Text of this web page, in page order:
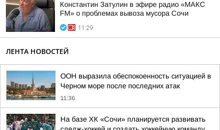
Константин Затулин в эфире радио «МАКС
FM» о проблемах вывоза мусора Сочи
11:29
ЛЕНТА НОВОСТЕЙ
ООН выразила обеспокоенность ситуацией в
Черном море после последних атак
11:36
На базе ХК «Сочи» планируется развивать